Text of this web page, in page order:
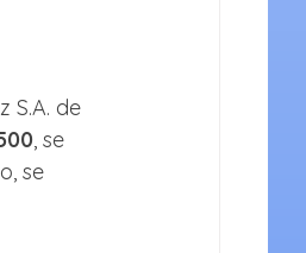
S.A. de
, se
se